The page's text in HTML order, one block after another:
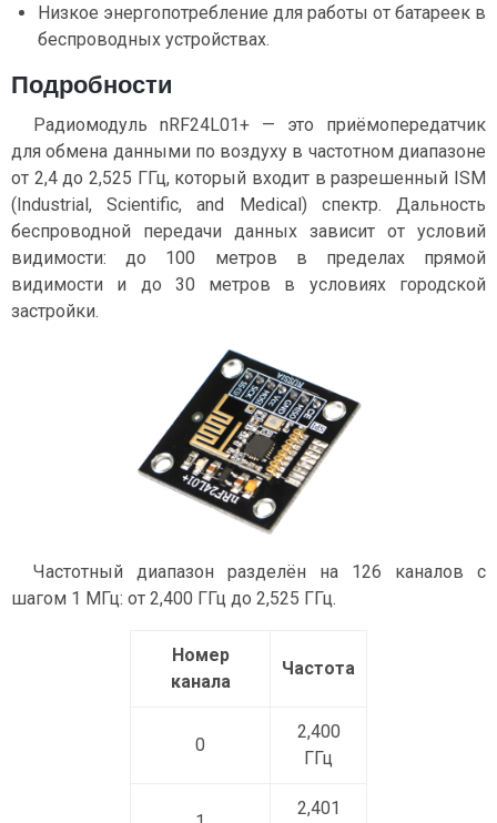
Низкое энергопотребление для работы от батареек в
беспроводных устройствах.
Подробности
Радиомодуль nRF24L01+ — это приёмопередатчик
для обмена данными по воздуху в частотном диапазоне
от 2,4 до 2,525 ГГц, который входит в разрешенный ISM
(Industrial, Scientific, and Medical) спектр. Дальность
беспроводной передачи данных зависит от условий
видимости: до 100 метров в пределах прямой
видимости и до 30 метров в условиях городской
застройки.
Частотный диапазон разделён на 126 каналов с
шагом 1 МГц: от 2,400 ГГц до 2,525 ГГц.
Номер
канала
Частота
0
2,400
ГГц
2,401